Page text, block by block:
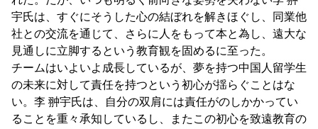
宇氏は、すぐにそうした心の結ぼれを解きほぐし、同業他
社との交流を通じて、さらに人をもって本と為し、遠大な
見通しに立脚するという教育観を固めるに至った。
チームはいよいよ成長しているが、夢を持つ中国人留学生
の未来に対して責任を持つという初心が揺らぐことはな
い。李 翀宇氏は、自分の双肩には責任がのしかかってい
ることを重々承知しているし、またこの初心を致遠教育の